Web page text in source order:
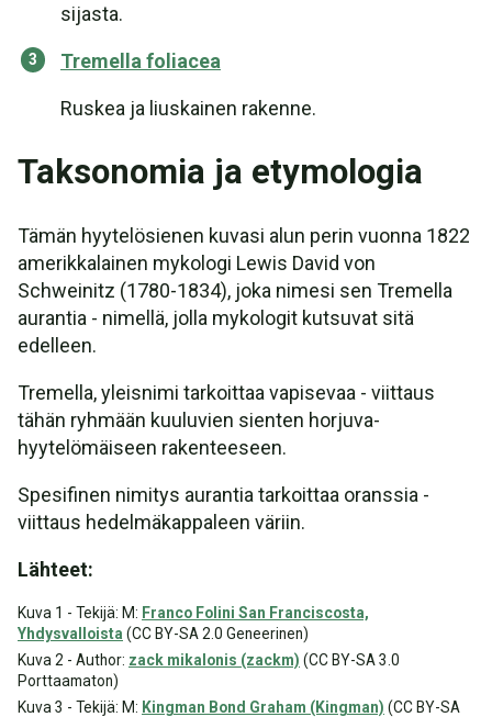
sijasta.
Tremella foliacea
Ruskea ja liuskainen rakenne.
Taksonomia ja etymologia
Tämän hyytelösienen kuvasi alun perin vuonna 1822
amerikkalainen mykologi Lewis David von
Schweinitz (1780-1834), joka nimesi sen Tremella
aurantia - nimellä, jolla mykologit kutsuvat sitä
edelleen.
Tremella, yleisnimi tarkoittaa vapisevaa - viittaus
tähän ryhmään kuuluvien sienten horjuva-
hyytelömäiseen rakenteeseen.
Spesifinen nimitys aurantia tarkoittaa oranssia -
viittaus hedelmäkappaleen väriin.
Lähteet:
Kuva 1 - Tekijä: M: Franco Folini San Franciscosta,
Yhdysvalloista (CC BY-SA 2.0 Geneerinen)
Kuva 2 - Author: zack mikalonis (zackm) (CC BY-SA 3.0
Porttaamaton)
Kuva 3 - Tekijä: M: Kingman Bond Graham (Kingman) (CC BY-SA